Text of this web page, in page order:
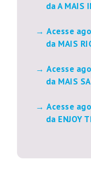
da A MAIS
Acesse
da MAIS
Acesse
da MAIS
Acesse
da ENJOY